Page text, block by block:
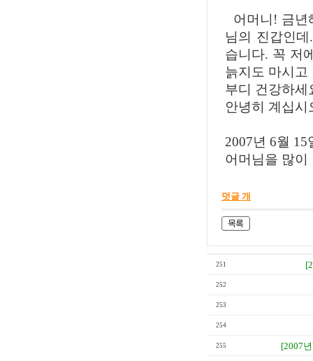
어머니! 금년
님의 진갑인
습니다. 꼭 저
늙지도 마시고
부디 건강하세
안녕히 계십시
2007년 6월 15
어머님을 많이
덧글 개
251
252
253
254
255 [2007